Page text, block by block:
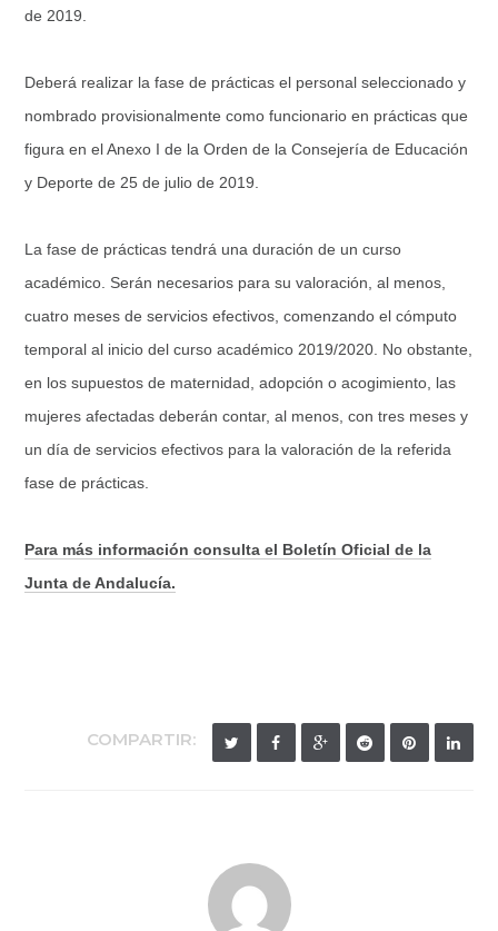
de 2019.
Deberá realizar la fase de prácticas el personal seleccionado y
nombrado provisionalmente como funcionario en prácticas que
figura en el Anexo I de la Orden de la Consejería de Educación
y Deporte de 25 de julio de 2019.
La fase de prácticas tendrá una duración de un curso
académico. Serán necesarios para su valoración, al menos,
cuatro meses de servicios efectivos, comenzando el cómputo
temporal al inicio del curso académico 2019/2020. No obstante,
en los supuestos de maternidad, adopción o acogimiento, las
mujeres afectadas deberán contar, al menos, con tres meses y
un día de servicios efectivos para la valoración de la referida
fase de prácticas.
Para más información consulta el Boletín Oficial de la
Junta de Andalucía.
COMPARTIR: